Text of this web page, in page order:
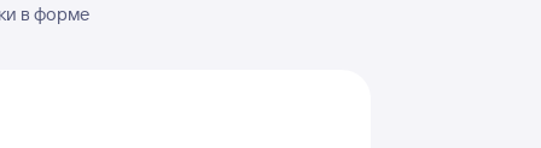
в форме